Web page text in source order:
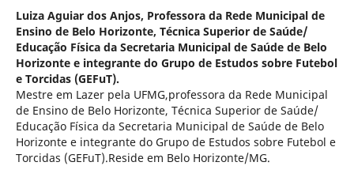
Luiza Aguiar dos Anjos, Professora da Rede Municipal de
Ensino de Belo Horizonte, Técnica Superior de Saúde/
Educação Física da Secretaria Municipal de Saúde de Belo
Horizonte e integrante do Grupo de Estudos sobre Futebol
e Torcidas (GEFuT).
Mestre em Lazer pela UFMG,professora da Rede Municipal
de Ensino de Belo Horizonte, Técnica Superior de Saúde/
Educação Física da Secretaria Municipal de Saúde de Belo
Horizonte e integrante do Grupo de Estudos sobre Futebol e
Torcidas (GEFuT).Reside em Belo Horizonte/MG.